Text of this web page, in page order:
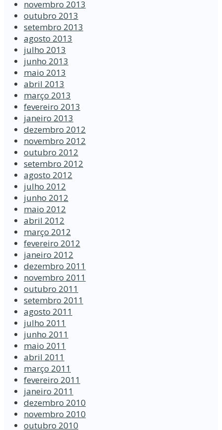
novembro 2013
outubro 2013
setembro 2013
agosto 2013
julho 2013
junho 2013
maio 2013
abril 2013
março 2013
fevereiro 2013
janeiro 2013
dezembro 2012
novembro 2012
outubro 2012
setembro 2012
agosto 2012
julho 2012
junho 2012
maio 2012
abril 2012
março 2012
fevereiro 2012
janeiro 2012
dezembro 2011
novembro 2011
outubro 2011
setembro 2011
agosto 2011
julho 2011
junho 2011
maio 2011
abril 2011
março 2011
fevereiro 2011
janeiro 2011
dezembro 2010
novembro 2010
outubro 2010